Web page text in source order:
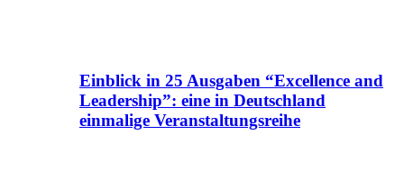
Einblick in 25 Ausgaben “Excellence and
Leadership”: eine in Deutschland
einmalige Veranstaltungsreihe